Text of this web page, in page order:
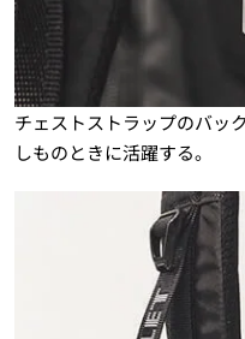
チェストストラップのバッ
しものときに活躍する。